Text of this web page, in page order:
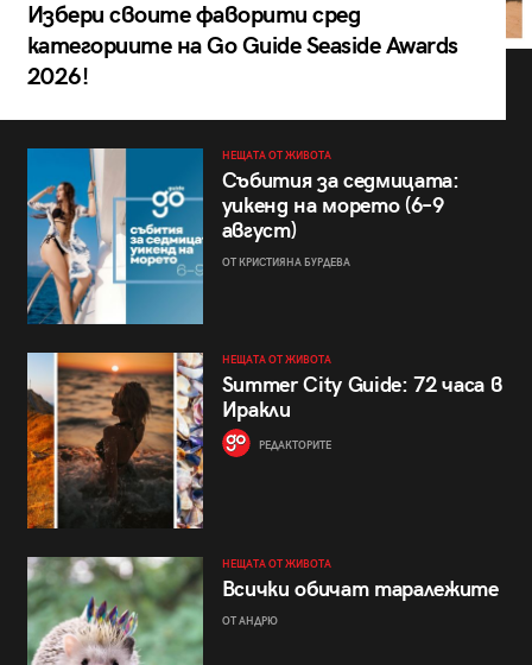
Избери своите фаворити сред
категориите на Go Guide Seaside Awards
2026!
НЕЩАТА ОТ ЖИВОТА
Събития за седмицата:
уикенд на морето (6–9
август)
ОТ КРИСТИЯНА БУРДЕВА
НЕЩАТА ОТ ЖИВОТА
Summer City Guide: 72 часа в
Иракли
РЕДАКТОРИТЕ
НЕЩАТА ОТ ЖИВОТА
Всички обичат таралежите
ОТ АНДРЮ